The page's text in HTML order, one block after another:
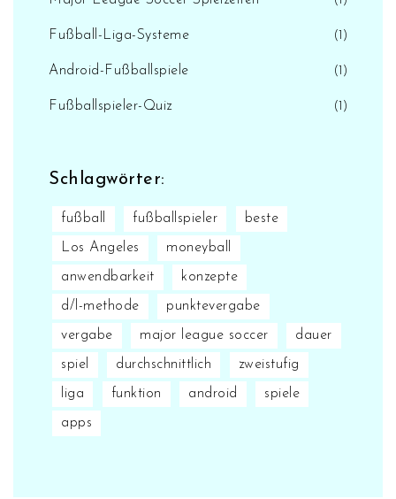
Fußball-Liga-Systeme (1)
Android-Fußballspiele (1)
Fußballspieler-Quiz (1)
Schlagwörter:
fußball fußballspieler beste
Los Angeles moneyball
anwendbarkeit konzepte
d/l-methode punktevergabe
vergabe major league soccer dauer
spiel durchschnittlich zweistufig
liga funktion android spiele
apps